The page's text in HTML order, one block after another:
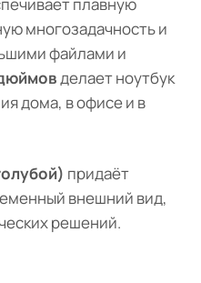
плавную
многозадачность и
файлами и
делает ноутбук
дома, в офисе и в
придаёт
внешний вид,
решений.